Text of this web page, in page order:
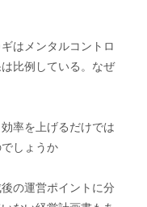
はメンタルコントロ
比例している。なぜ
率を上げるだけでは
しょうか
の運営ポイントに分